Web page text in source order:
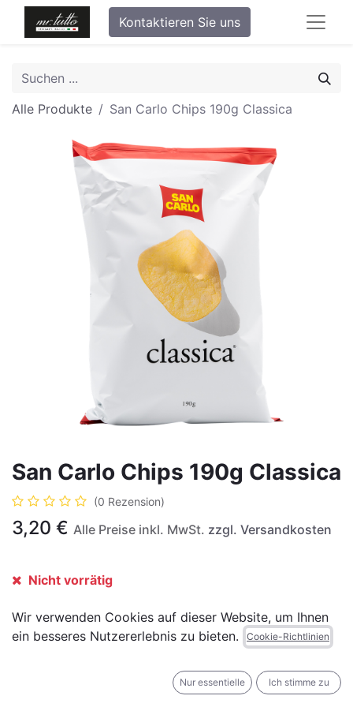
Kontaktieren Sie uns
Alle Produkte San Carlo Chips 190g Classica
San Carlo Chips 190g Classica
(0 Rezension)
3,20 € Alle Preise inkl. MwSt. zzgl. Versandkosten
Nicht vorrätig
vorrätig
Wir verwenden Cookies auf dieser Website, um Ihnen
ein besseres Nutzererlebnis zu bieten.
Cookie-Richtlinien
Nur essentielle Ich stimme zu